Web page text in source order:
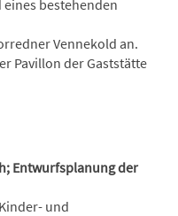
bestehenden
Vennekold an.
Pavillon der Gaststätte
Entwurfsplanung der
und